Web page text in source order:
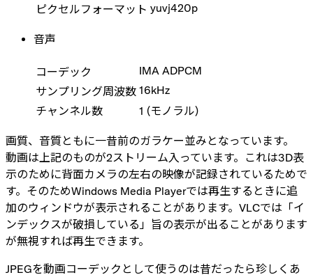
ピクセルフォーマット yuvj420p
音声
コーデック
IMA ADPCM
サンプリング周波数 16kHz
チャンネル数
1 (モノラル)
画質、音質ともに一昔前のガラケー並みとなっています。
動画は上記のものが2ストリーム入っています。これは3D表
示のために背面カメラの左右の映像が記録されているためで
す。そのためWindows Media Playerでは再生するときに追
加のウィンドウが表示されることがあります。VLCでは「イ
ンデックスが破損している」旨の表示が出ることがあります
が無視すれば再生できます。
JPEGを動画コーデックとして使うのは昔だったら珍しくあ